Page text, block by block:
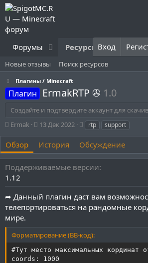
Форумы Ресурсы Что
Вход
Новые отзывы Поиск ресурсов
Плагины / Minecraft
Плагин ErmakRTP ✇ 1.0
Создайте и подтвердите аккаунт для
А
т
о
р
Ermak
Д
т
а
с
о
д
а
н
13 Дек 2022
Т
г
и
rtp support
Обзор История Обсуждение
Поддерживаемые версии
1.12
➦ Данный плагин даст вам
телепортироваться на рандомные
мире.
Форматирование (BB-код):
#Тут место максимальных кординат
coords: 1000